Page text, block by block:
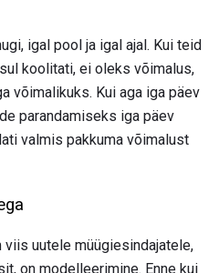
igal pool ja igal ajal. Kui teid
koolitati, ei oleks võimalus,
võimalikuks. Kui aga iga päev
parandamiseks iga päev
valmis pakkuma võimalust
uutele müügiesindajatele,
on modelleerimine. Enne kui